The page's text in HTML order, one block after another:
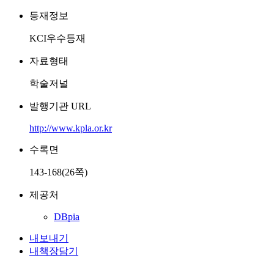
등재정보
KCI우수등재
자료형태
학술저널
발행기관 URL
http://www.kpla.or.kr
수록면
143-168(26쪽)
제공처
DBpia
내보내기
내책장담기